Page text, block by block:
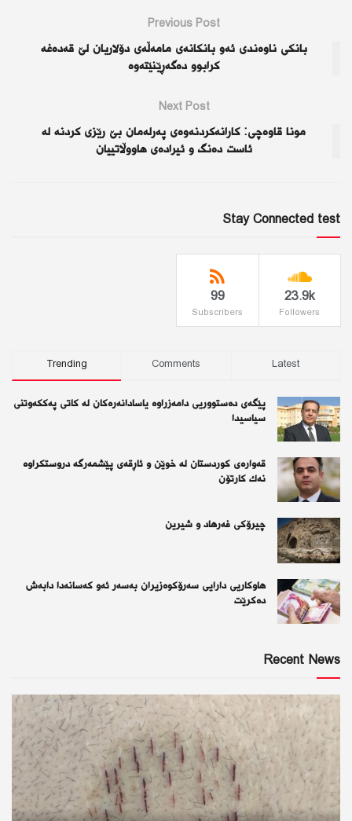
Previous Post
بانکی ناوەندی ئەو بانکانەی مامەڵەی دۆلاریان لێ قەدەغە
کرابوو دەگەڕێنێتەوە
Next Post
مونا قاوەچی: كارانەكردنەوەی پەرلەمان بێ رێزی كردنە لە
ئاست دەنگ و ئیرادەی هاووڵاتییان
Stay Connected test
23.9k
Followers
99
Subscribers
Trending Comments Latest
پێگەی دەستووریی دامەزراوە یاسادانەرەكان لە كاتی پەككەوتنی
سیاسیدا
قەوارەی كوردستان لە خوێن و ئاڕقەی پێشمەرگە دروستكراوە
نەك كارتۆن
چیرۆكی فەرهاد و شیرین
هاوکاریی دارایی سەرۆکوەزیران بەسەر ئەو كەسانەدا دابەش
دەکرێت
Recent News